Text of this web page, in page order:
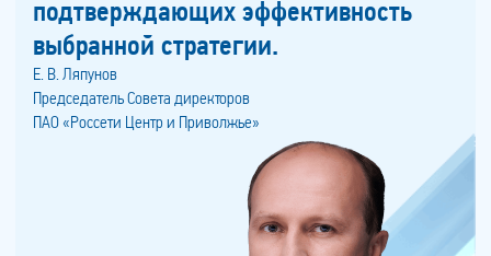
подтверждающих эффективность
выбранной стратегии.
Е. В. Ляпунов
Председатель Совета директоров
ПАО «Россети Центр и Приволжье»